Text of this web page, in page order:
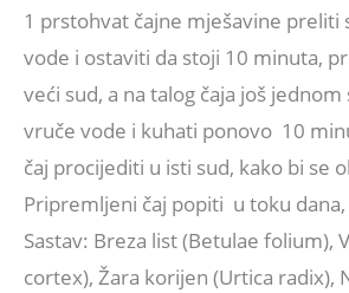
1 prstohvat čajne mješavine preliti
vode i ostaviti da stoji 10 minuta,
veći sud, a na talog čaja još jednom
vruče vode i kuhati ponovo 10
čaj procijediti u isti sud, kako bi se
Pripremljeni čaj popiti u toku
Sastav: Breza list (Betulae folium),
cortex), Žara korijen (Urtica radix),